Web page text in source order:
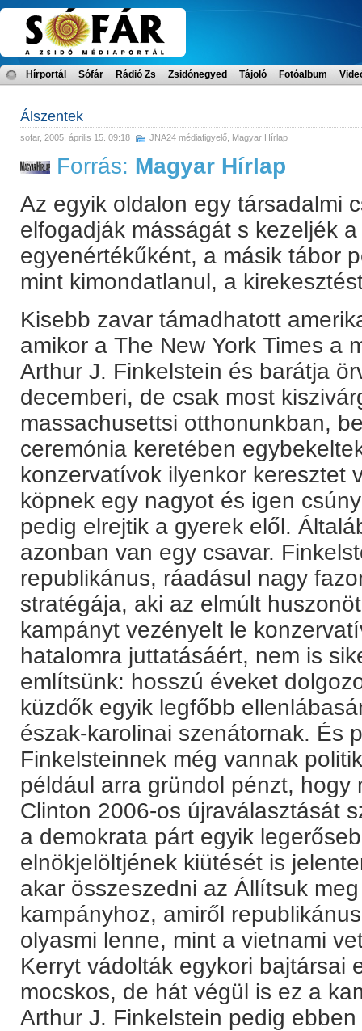
Hírportál Sófár Rádió Zs Zsidónegyed Tájoló Fotóalbum
Álszentek
sofar, 2005. április 15. 09:18 JNA24 médiafigyelő Magyar Hírlap
Forrás: Magyar Hírlap
Az egyik oldalon egy társadalmi
elfogadják másságát s kezeljék
egyenértékűként, a másik tábor
mint kimondatlanul, a
Kisebb zavar támadhatott
amikor a The New York Times a
Arthur J. Finkelstein és barátja
decemberi, de csak most
massachusettsi otthonunkban,
ceremónia keretében
konzervatívok ilyenkor keresztet
köpnek egy nagyot és igen
pedig elrejtik a gyerek elől.
azonban van egy csavar.
republikánus, ráadásul nagy
stratégája, aki az elmúlt
kampányt vezényelt le
hatalomra juttatásáért, nem is
említsünk: hosszú éveket
küzdők egyik legfőbb
észak-karolinai szenátornak. És
Finkelsteinnek még vannak
például arra gründol pénzt, hogy
Clinton 2006-os újraválasztását
a demokrata párt egyik
elnökjelöltjének kiütését is
akar összeszedni az Állítsuk
kampányhoz, amiről
olyasmi lenne, mint a vietnami
Kerryt vádolták egykori bajtársai
mocskos, de hát végül is ez a
Arthur J. Finkelstein pedig ebben